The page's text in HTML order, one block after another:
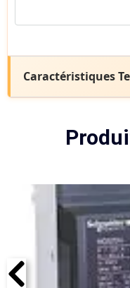
Caractéristiques